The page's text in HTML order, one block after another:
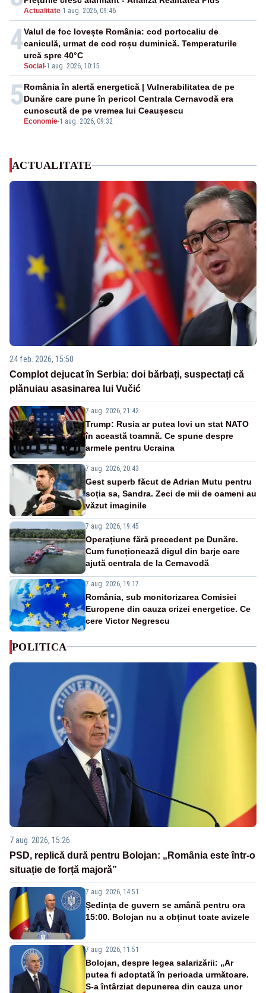
Actualitate-1 aug. 2026, 09:46
4
Social -1 aug. 2026, 10:15
Valul de foc lovește România: cod portocaliu de
caniculă, urmat de cod roșu duminică. Temperaturile
urcă spre 40°C
5
Economie-1 aug. 2026, 09:32
România în alertă energetică | Vulnerabilitatea de pe
Dunăre care pune în pericol Centrala Cernavodă era
cunoscută de pe vremea lui Ceaușescu
ACTUALITATE
24 feb. 2026, 15:50
Complot dejucat în Serbia: doi bărbați, suspectați că
plănuiau asasinarea lui Vučić
7 aug. 2026, 21:42
Trump: Rusia ar putea lovi un stat NATO
în această toamnă. Ce spune despre
armele pentru Ucraina
7 aug. 2026, 20:43
Gest superb făcut de Adrian Mutu pentru
soția sa, Sandra. Zeci de mii de oameni au
văzut imaginile
7 aug. 2026, 19:45
Operațiune fără precedent pe Dunăre.
Cum funcționează digul din barje care
ajută centrala de la Cernavodă
7 aug. 2026, 19:17
România, sub monitorizarea Comisiei
Europene din cauza crizei energetice. Ce
cere Victor Negrescu
POLITICA
7 aug. 2026, 15:26
PSD, replică dură pentru Bolojan: „România este într-o
situație de forță majoră”
7 aug. 2026, 14:51
Ședința de guvern se amână pentru ora
15:00. Bolojan nu a obținut toate avizele
7 aug. 2026, 11:51
Bolojan, despre legea salarizării: „Ar
putea fi adoptată în perioada următoare.
S-a întârziat depunerea din cauza unor